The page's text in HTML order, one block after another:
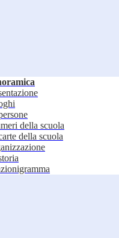
della scuola
della scuola